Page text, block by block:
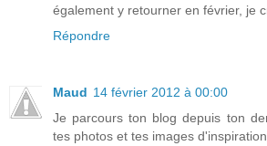
également y retourner en février, je
Répondre
Maud 14 février 2012 à 00:00
Je parcours ton blog depuis ton
tes photos et tes images